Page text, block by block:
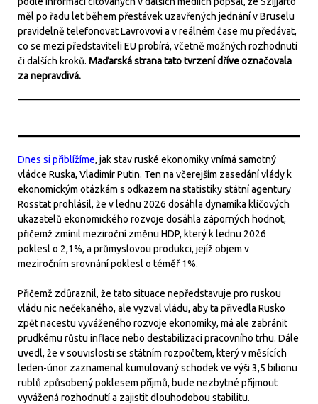
měl po řadu let během přestávek uzavřených jednání v Bruselu
pravidelně telefonovat Lavrovovi a v reálném čase mu předávat,
co se mezi představiteli EU probírá, včetně možných rozhodnutí
či dalších kroků. Maďarská strana tato tvrzení dříve označovala
za nepravdivá.
Dnes si přiblížíme, jak stav ruské ekonomiky vnímá samotný
vládce Ruska, Vladimír Putin. Ten na včerejším zasedání vlády k
ekonomickým otázkám s odkazem na statistiky státní agentury
Rosstat prohlásil, že v lednu 2026 dosáhla dynamika klíčových
ukazatelů ekonomického rozvoje dosáhla záporných hodnot,
přičemž zmínil meziroční změnu HDP, který k lednu 2026
poklesl o 2,1%, a průmyslovou produkci, jejíž objem v
meziročním srovnání poklesl o téměř 1%.
Přičemž zdůraznil, že tato situace nepředstavuje pro ruskou
vládu nic nečekaného, ale vyzval vládu, aby ta přivedla Rusko
zpět nacestu vyváženého rozvoje ekonomiky, má ale zabránit
prudkému růstu inflace nebo destabilizaci pracovního trhu. Dále
uvedl, že v souvislosti se státním rozpočtem, který v měsících
leden-únor zaznamenal kumulovaný schodek ve výši 3,5 bilionu
rublů způsobený poklesem příjmů, bude nezbytné přijmout
vyvážená rozhodnutí a zajistit dlouhodobou stabilitu.